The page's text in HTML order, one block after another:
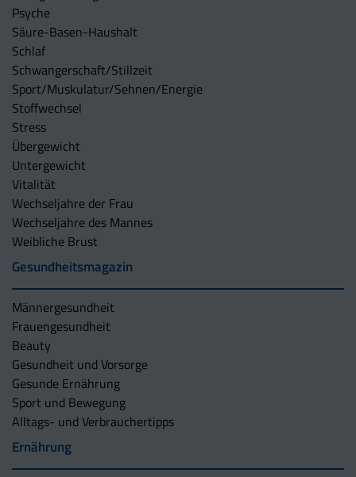
Psyche
Säure-Basen-Haushalt
Schlaf
Schwangerschaft/Stillzeit
Sport/Muskulatur/Sehnen/Energie
Stoffwechsel
Stress
Übergewicht
Untergewicht
Vitalität
Wechseljahre der Frau
Wechseljahre des Mannes
Weibliche Brust
Gesundheitsmagazin
Männergesundheit
Frauengesundheit
Beauty
Gesundheit und Vorsorge
Gesunde Ernährung
Sport und Bewegung
Alltags- und Verbrauchertipps
Ernährung